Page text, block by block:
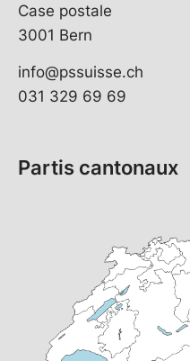
Case postale
3001 Bern
info@pssuisse.ch
031 329 69 69
Partis cantonaux